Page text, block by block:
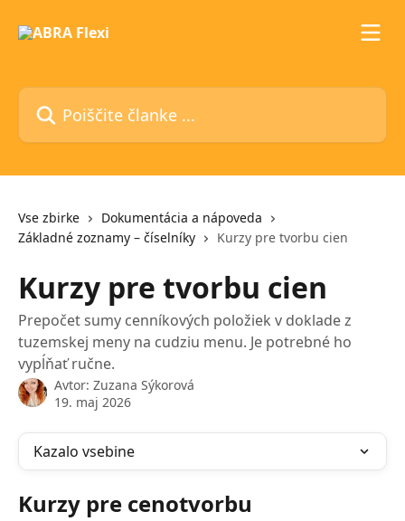
Poiščite članke ...
Vse zbirke
Dokumentácia a nápoveda
Základné zoznamy – číselníky
Kurzy pre tvorbu cien
Kurzy pre tvorbu cien
Prepočet sumy cenníkových položiek v doklade z
tuzemskej meny na cudziu menu. Je potrebné ho
vypĺňať ručne.
Avtor: Zuzana Sýkorová
19. maj 2026
Kazalo vsebine
Kurzy pre cenotvorbu